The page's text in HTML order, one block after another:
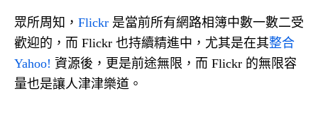
眾所周知， Flickr 是當前所有網路相簿中數一數二受
歡迎的，而 Flickr 也持續精進中，尤其是在其整合
Yahoo! 資源後，更是前途無限，而 Flickr 的無限容
量也是讓人津津樂道。